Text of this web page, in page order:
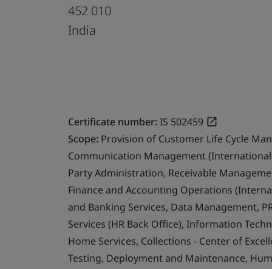
452 010
India
Certificate number:IS 502459
Scope: Provision of Customer Life Cycle
Communication Management
Party Administration, Receivable
Finance and Accounting Operations
and Banking Services, Data Management,
Services (HR Back Office), Information
Home Services, Collections - Center of
Testing, Deployment and Maintenance,